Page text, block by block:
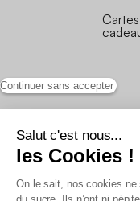
Continuer sans accepter
Salut c'est nous...
les Cookies !
On le sait, nos cookies
Cartes